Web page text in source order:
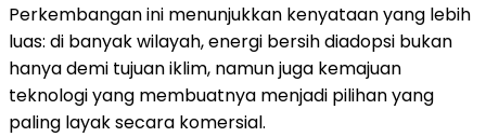
Perkembangan ini menunjukkan kenyataan yang lebih
luas: di banyak wilayah, energi bersih diadopsi bukan
hanya demi tujuan iklim, namun juga kemajuan
teknologi yang membuatnya menjadi pilihan yang
paling layak secara komersial.